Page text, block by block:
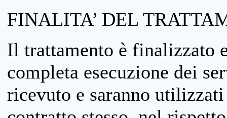
FINALITA’ DEL
Il trattamento è finalizzato
completa esecuzione dei
ricevuto e saranno